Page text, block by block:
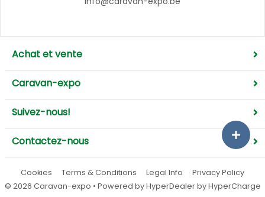
Achat et vente
Caravan-expo
Suivez-nous!
Contactez-nous
Cookies Terms & Conditions Legal Info
Privacy Policy
© 2026 Caravan-expo • Powered by HyperDealerby HyperCharge